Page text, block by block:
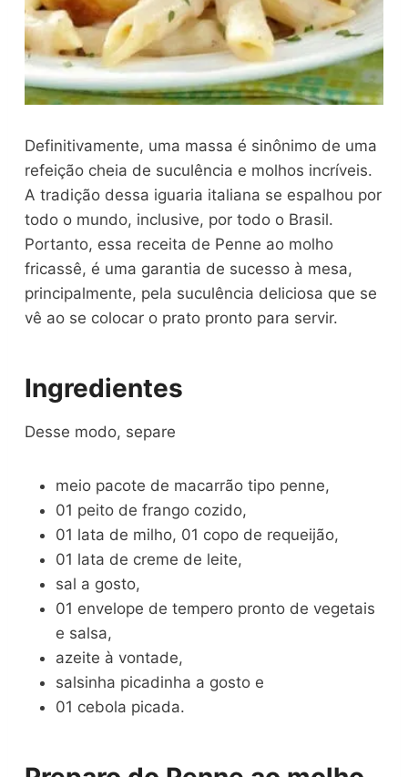
Definitivamente, uma massa é sinônimo de uma
refeição cheia de suculência e molhos incríveis.
A tradição dessa iguaria italiana se espalhou por
todo o mundo, inclusive, por todo o Brasil.
Portanto, essa receita de Penne ao molho
fricassê, é uma garantia de sucesso à mesa,
principalmente, pela suculência deliciosa que se
vê ao se colocar o prato pronto para servir.
Ingredientes
Desse modo, separe
meio pacote de macarrão tipo penne,
01 peito de frango cozido,
01 lata de milho, 01 copo de requeijão,
01 lata de creme de leite,
sal a gosto,
01 envelope de tempero pronto de vegetais
e salsa,
azeite à vontade,
salsinha picadinha a gosto e
01 cebola picada.